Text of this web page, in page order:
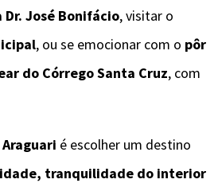
Dr. José Bonifácio, visitar o
, ou se emocionar com o pôr
do Córrego Santa Cruz, com
é escolher um destino
tranquilidade do interior